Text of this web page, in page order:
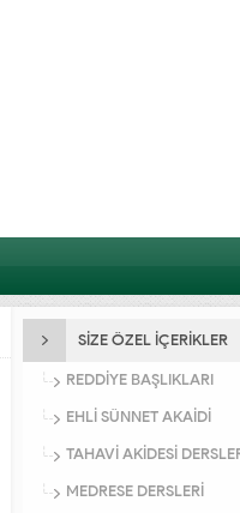
SİZE ÖZEL İÇERİKLER
REDDİYE BAŞLIKLARI
EHLİ SÜNNET AKAİDİ
TAHAVİ AKİDESİ
MEDRESE DERSLERİ